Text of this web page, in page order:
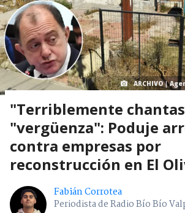
ARCHIVO |
"Terriblemente
"vergüenza": Poduje
contra empresas por
reconstrucción en El
Fabián Corrotea
Periodista de Radio Bío Bío